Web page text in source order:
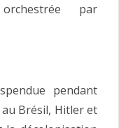
par
pendant
Brésil, Hitler et